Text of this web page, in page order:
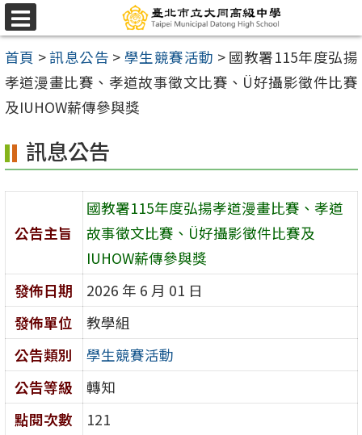
跳
至
主
要
內
區
選
單
首頁 >訊息公告 > 學生競賽活動 > 國教署115年度弘揚
孝道漫畫比賽、孝道故事徵文比賽、Ü好攝影徵件比賽
及IUHOW薪傳參與獎
訊息公告
公告主旨
國教署115年度弘揚孝道漫畫比賽、孝道
故事徵文比賽、Ü好攝影徵件比賽及
IUHOW薪傳參與獎
發佈日期
2026 年 6 月 01 日
發佈單位
教學組
公告類別
學生競賽活動
公告等級
轉知
點閱次數
121